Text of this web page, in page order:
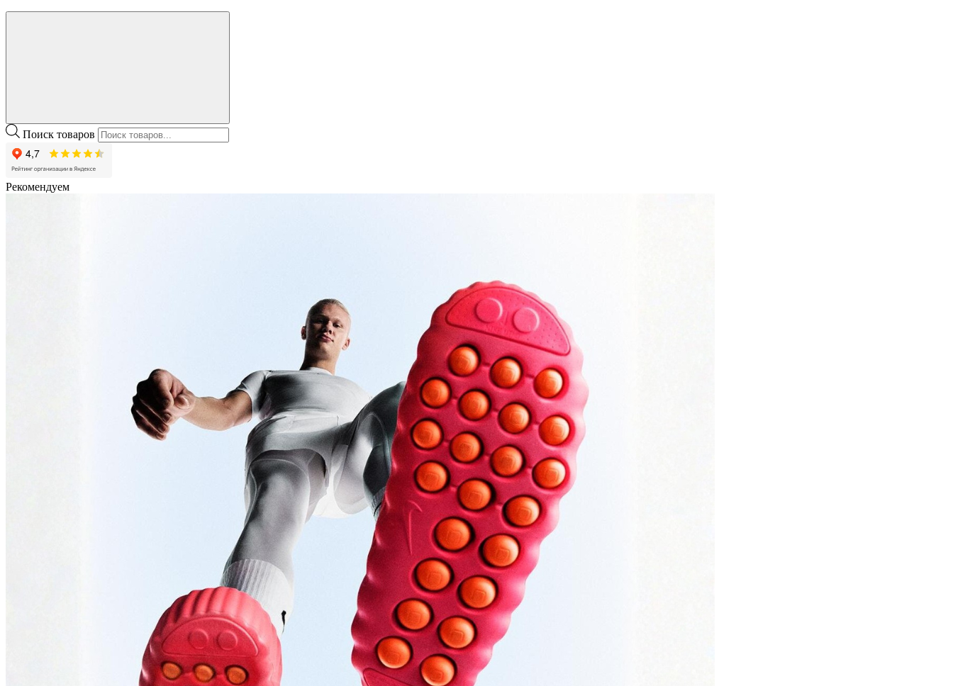
Поиск товаров
Рекомендуем